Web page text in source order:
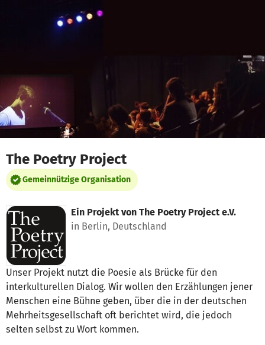
The Poetry Project
Gemeinnützige Organisation
Ein Projekt von The Poetry Project e.V.
in Berlin, Deutschland
Unser Projekt nutzt die Poesie als Brücke für den
interkulturellen Dialog. Wir wollen den Erzählungen jener
Menschen eine Bühne geben, über die in der deutschen
Mehrheitsgesellschaft oft berichtet wird, die jedoch
selten selbst zu Wort kommen.